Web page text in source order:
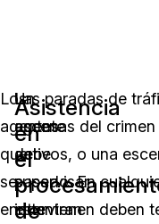
Los
agentes
que
se
encuentran
Un
agente
debe
supervisar
este
Asistencia
en
el
de
Las paradas de
escenas del
activos, o una
pasado. En
intervienen deben